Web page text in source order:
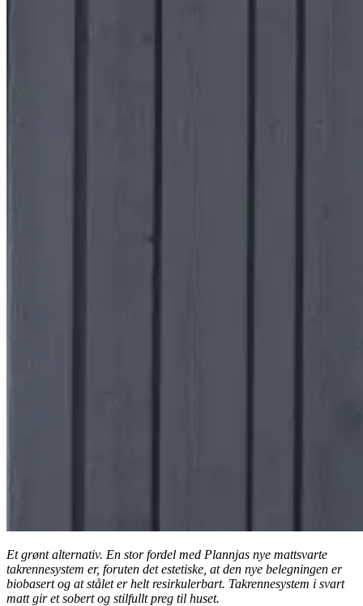
Et grønt alternativ. En stor fordel med Plannjas nye mattsvarte
takrennesystem er, foruten det estetiske, at den nye belegningen er
biobasert og at stålet er helt resirkulerbart. Takrennesystem i svart
matt gir et sobert og stilfullt preg til huset.